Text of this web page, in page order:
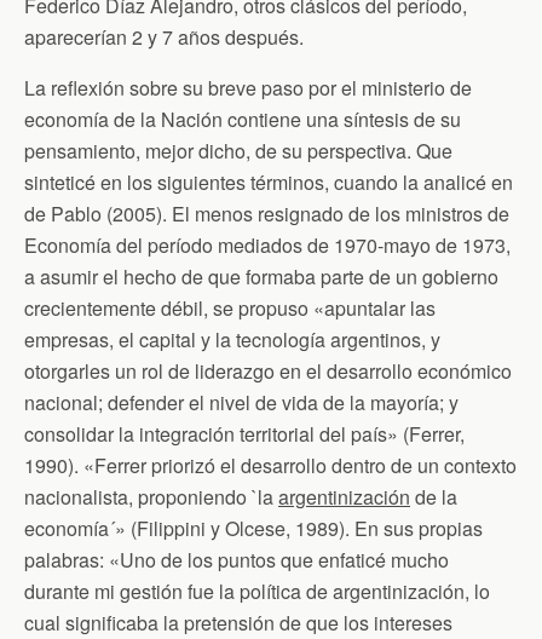
aparecerían 2 y 7 años después.
La reflexión sobre su breve paso por el ministerio de
economía de la Nación contiene una síntesis de su
pensamiento, mejor dicho, de su perspectiva. Que
sinteticé en los siguientes términos, cuando la analicé en
de Pablo (2005). El menos resignado de los ministros de
Economía del período mediados de 1970-mayo de 1973,
a asumir el hecho de que formaba parte de un gobierno
crecientemente débil, se propuso «apuntalar las
empresas, el capital y la tecnología argentinos, y
otorgarles un rol de liderazgo en el desarrollo económico
nacional; defender el nivel de vida de la mayoría; y
consolidar la integración territorial del país» (Ferrer,
1990). «Ferrer priorizó el desarrollo dentro de un contexto
nacionalista, proponiendo `laargentinización de la
economía´» (Filippini y Olcese, 1989). En sus propias
palabras: «Uno de los puntos que enfaticé mucho
durante mi gestión fue la política de argentinización, lo
cual significaba la pretensión de que los intereses